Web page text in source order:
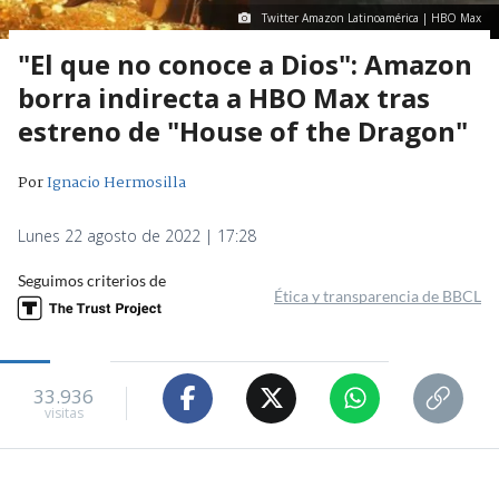
Twitter Amazon Latinoamérica | HBO Max
"El que no conoce a Dios": Amazon
borra indirecta a HBO Max tras
estreno de "House of the Dragon"
PorIgnacio Hermosilla
Lunes 22 agosto de 2022 | 17:28
Seguimos criterios de
Ética y transparencia de BBCL
33.936
visitas